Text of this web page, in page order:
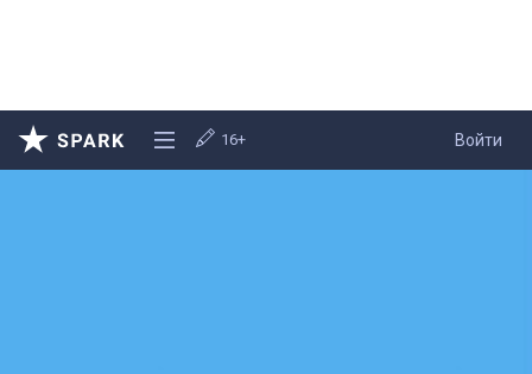
Войти
16+